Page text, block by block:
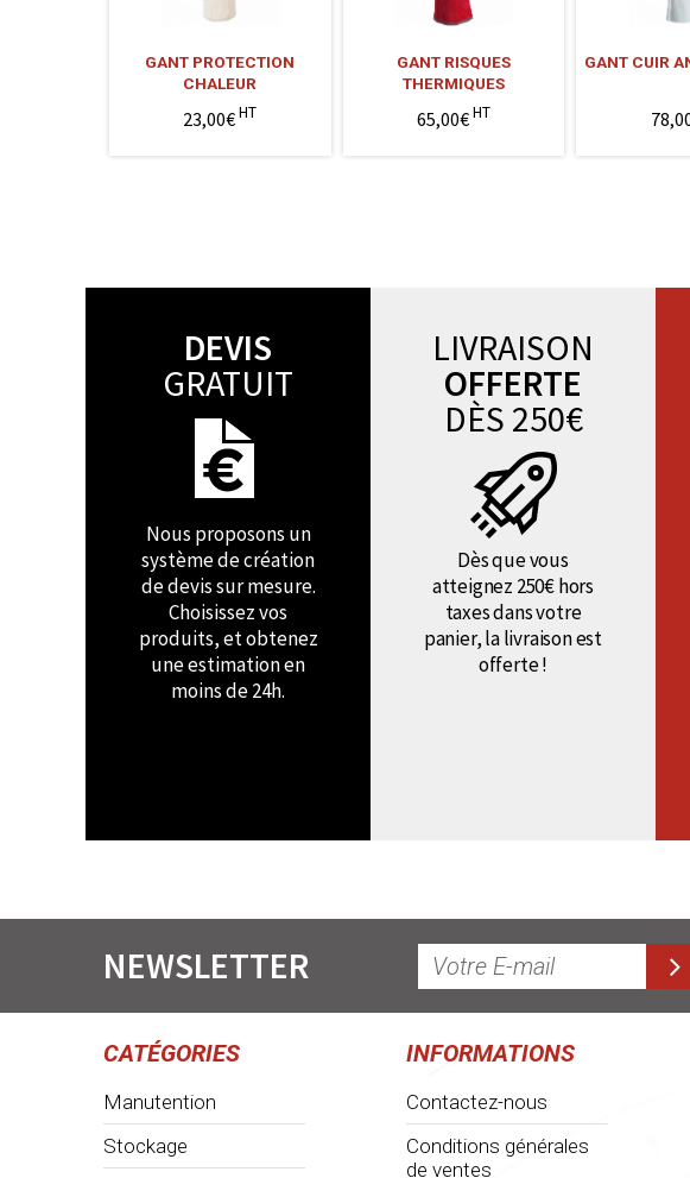
GANT PROTECTION
CHALEUR
23,00€HT
GANT RISQUES
THERMIQUES
65,00€HT
GANT CUIR
DEVIS
GRATUIT
Nous proposons un
système de création
de devis sur mesure.
Choisissez vos
produits, et obtenez
une estimation en
moins de 24h.
LIVRAISON
OFFERTE
DÈS 250€
Dès que vous
atteignez 250€ hors
taxes dans votre
panier, la livraison est
offerte !
NEWSLETTER
CATÉGORIES
Manutention
Stockage
INFORMATIONS
Contactez-nous
Conditions générales
de ventes